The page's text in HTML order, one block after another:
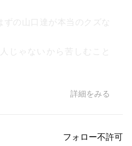
の山口達が本当のクズな
じゃないから苦しむこと
詳細をみる
フォロー不許可